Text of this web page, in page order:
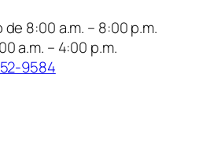
8:00 a.m. – 8:00 p.m.
a.m. – 4:00 p.m.
9584